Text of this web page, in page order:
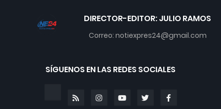
DIRECTOR-EDITOR: JULIO RAMOS
Correo: notiexpres24@gmail.com
SÍGUENOS EN LAS REDES SOCIALES